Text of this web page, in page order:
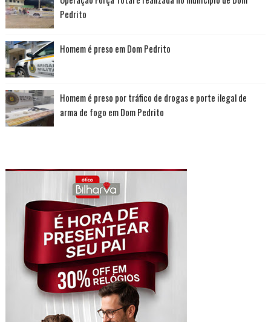
Pedrito
Homem é preso em Dom Pedrito
Homem é preso por tráfico de drogas e porte ilegal de
arma de fogo em Dom Pedrito